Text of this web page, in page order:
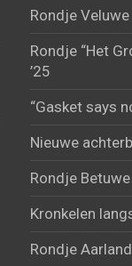
Rondje
Rondje “Het
’25
“Gasket says
Nieuwe
Rondje
Kronkelen
Rondje